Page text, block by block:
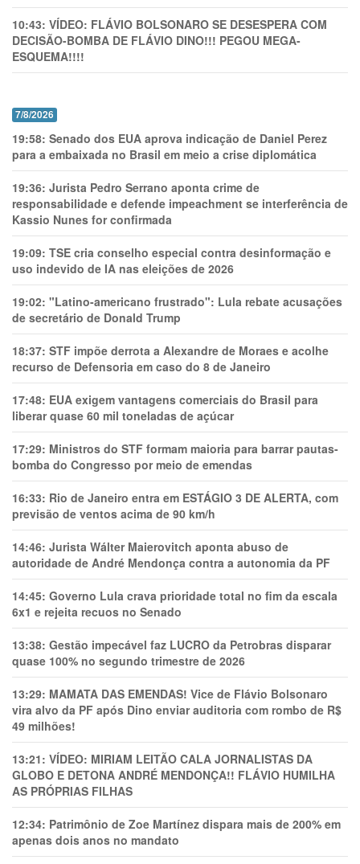
10:43: VÍDEO: FLÁVIO BOLSONARO SE DESESPERA COM
DECISÃO-BOMBA DE FLÁVIO DINO!!! PEGOU MEGA-
ESQUEMA!!!!
7/8/2026
19:58: Senado dos EUA aprova indicação de Daniel Perez
para a embaixada no Brasil em meio a crise diplomática
19:36: Jurista Pedro Serrano aponta crime de
responsabilidade e defende impeachment se interferência de
Kassio Nunes for confirmada
19:09: TSE cria conselho especial contra desinformação e
uso indevido de IA nas eleições de 2026
19:02: "Latino-americano frustrado": Lula rebate acusações
de secretário de Donald Trump
18:37: STF impõe derrota a Alexandre de Moraes e acolhe
recurso de Defensoria em caso do 8 de Janeiro
17:48: EUA exigem vantagens comerciais do Brasil para
liberar quase 60 mil toneladas de açúcar
17:29: Ministros do STF formam maioria para barrar pautas-
bomba do Congresso por meio de emendas
16:33: Rio de Janeiro entra em ESTÁGIO 3 DE ALERTA, com
previsão de ventos acima de 90 km/h
14:46: Jurista Wálter Maierovitch aponta abuso de
autoridade de André Mendonça contra a autonomia da PF
14:45: Governo Lula crava prioridade total no fim da escala
6x1 e rejeita recuos no Senado
13:38: Gestão impecável faz LUCRO da Petrobras disparar
quase 100% no segundo trimestre de 2026
13:29: MAMATA DAS EMENDAS! Vice de Flávio Bolsonaro
vira alvo da PF após Dino enviar auditoria com rombo de R$
49 milhões!
13:21: VÍDEO: MIRIAM LEITÃO CALA JORNALISTAS DA
GLOBO E DETONA ANDRÉ MENDONÇA!! FLÁVIO HUMILHA
AS PRÓPRIAS FILHAS
12:34: Patrimônio de Zoe Martínez dispara mais de 200% em
apenas dois anos no mandato